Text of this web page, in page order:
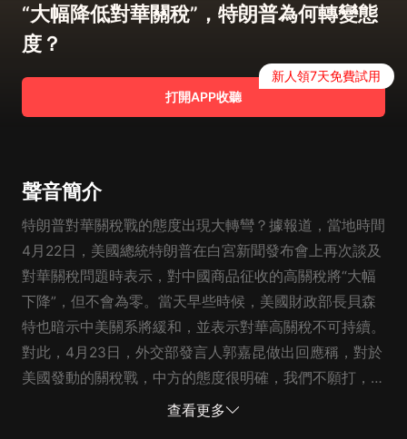
“大幅降低對華關稅”，特朗普為何轉變態
度？
打開APP收聽
新人領7天免費試用
聲音簡介
特朗普對華關稅戰的態度出現大轉彎？據報道，當地時間
4月22日，美國總統特朗普在白宮新聞發布會上再次談及
對華關稅問題時表示，對中國商品征收的高關稅將“大幅
下降”，但不會為零。當天早些時候，美國財政部長貝森
特也暗示中美關系將緩和，並表示對華高關稅不可持續。
對此，4月23日，外交部發言人郭嘉昆做出回應稱，對於
美國發動的關稅戰，中方的態度很明確，我們不願打，也
不怕打。打，奉陪到底；談，大門敞開。 主播：鄭兆凱
查看更多